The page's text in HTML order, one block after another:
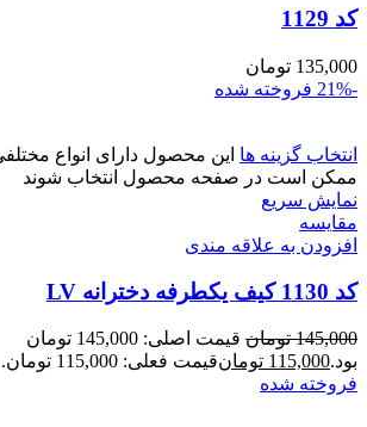
کد 1129
135,000 تومان
-21%
فروخته شده
انتخاب گزینه ها این محصول دارای انواع
ممکن است در صفحه محصول انتخاب شوند
نمایش سریع
مقايسه
افزودن به علاقه مندی
کد 1130 کیف یکطرفه دخترانه LV
145,000 تومان
قیمت اصلی: 145,000 تومان
بود.115,000 تومانقیمت فعلی: 115,000 تومان.
فروخته شده